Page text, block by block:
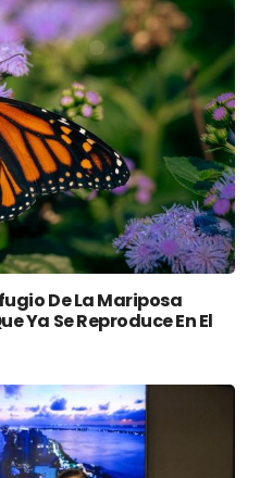
De La Mariposa
Ya Se Reproduce En El